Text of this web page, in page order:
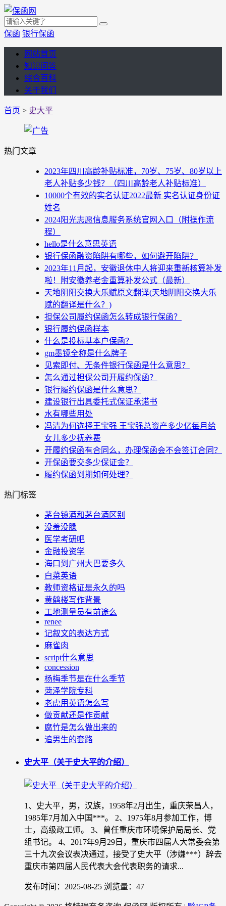
保函 银行保函
网站首页
知识问答
综合百科
关于我们
首页 > 史大平
热门文章
2023年四川高龄补贴标准，70岁、75岁、80岁以上
老人补贴多少钱？（四川高龄老人补贴标准）
10000个有效的实名认证2022最新 实名认证身份证
姓名
2024阳光志愿信息服务系统官网入口（附操作流
程）
hello是什么意思英语
银行保函融资陷阱有哪些，如何避开陷阱？
2023年11月起，安徽退休中人将迎来重新核算补发
啦！附安徽养老金重算补发公式（最新）
天地阴阳交换大乐赋原文翻译(天地阴阳交换大乐
赋的翻译是什么？)
担保公司履约保函怎么转成银行保函？
银行履约保函样本
什么是投标基本户保函？
gm墨镜全称是什么牌子
见索即付、无条件银行保函是什么意思？
怎么通过担保公司开履约保函？
银行履约保函是什么意思？
建设银行出具委托式保证承诺书
水有哪些用处
冯清为何选择王宝强 王宝强总资产多少亿每月给
女儿多少抚养费
开履约保函有合同么，办理保函会不会签订合同？
开保函要交多少保证金？
履约保函到期如何处理？
热门标签
茅台镇酒和茅台酒区别
没羞没臊
医学考研吧
金融投资学
海口到广州大巴要多久
白菜英语
教师资格证是永久的吗
黄鹤楼写作背景
工地测量员有前途么
renee
记叙文的表达方式
麻雀肉
script什么意思
concession
杨梅季节是在什么季节
菏泽学院专科
老虎用英语怎么写
做贡献还是作贡献
腐竹是怎么做出来的
追男生的套路
史大平（关于史大平的介绍）
1、史大平，男，汉族，1958年2月出生，重庆荣昌人，
1985年7月加入中国***。 2、1975年8月参加工作，博
士，高级政工师。 3、曾任重庆市环境保护局局长、党
组书记。 4、2017年9月29日，重庆市四届人大常委会第
三十九次会议表决通过，接受了史大平（涉嫌***）辞去
重庆市第四届人民代表大会代表职务的请求...
发布时间：2025-08-25 浏览量：47